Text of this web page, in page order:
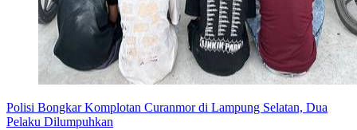
Polisi Bongkar Komplotan Curanmor di Lampung Selatan, Dua
Pelaku Dilumpuhkan